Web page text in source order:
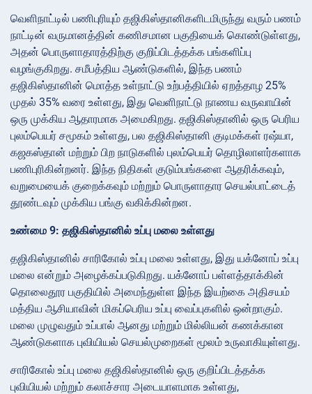
வெளிநாட்டில் பணிபுரியும் தஜிகிஸ்தானிகளிடமிருந்து வரும் பணம்
நாட்டின் வருமானத்தின் கணிசமான பகுதியைக் கொண்டுள்ளது,
அதன் பொருளாதாரத்திற்கு குறிப்பிடத்தக்க பங்களிப்பு
வழங்குகிறது. சமீபத்திய ஆண்டுகளில், இந்த பணம்
தஜிகிஸ்தானின் மொத்த உள்நாட்டு உற்பத்தியில் ஏறத்தாழ 25%
முதல் 35% வரை உள்ளது, இது வெளிநாட்டு நாணய வருவாயின்
ஒரு முக்கிய ஆதாரமாக அமைகிறது. தஜிகிஸ்தானில் ஒரு பெரிய
புலம்பெயர் சமூகம் உள்ளது, பல தஜிகிஸ்தானி குடிமக்கள் ரஷ்யா,
கஜகஸ்தான் மற்றும் பிற நாடுகளில் புலம்பெயர் தொழிலாளர்களாக
பணிபுரிகின்றனர். இந்த நிதிகள் குடும்பங்களை ஆதரிக்கவும்,
வறுமையைக் குறைக்கவும் மற்றும் பொருளாதார செயல்பாட்டைத்
தூண்டவும் முக்கிய பங்கு வகிக்கின்றன.
உண்மை 9: தஜிகிஸ்தானில் உப்பு மலை உள்ளது
தஜிகிஸ்தானில் சாரிகோல் உப்பு மலை உள்ளது, இது யக்னோப் உப்பு
மலை என்றும் அழைக்கப்படுகிறது. யக்னோப் பள்ளத்தாக்கின்
தொலைதூர பகுதியில் அமைந்துள்ள இந்த இயற்கை அதிசயம்
மத்திய ஆசியாவின் மிகப்பெரிய உப்பு வைப்புகளில் ஒன்றாகும்.
மலை முழுவதும் உப்பால் ஆனது மற்றும் மில்லியன் கணக்கான
ஆண்டுகளாக புவியியல் செயல்முறைகள் மூலம் உருவாகியுள்ளது.
சாரிகோல் உப்பு மலை தஜிகிஸ்தானில் ஒரு குறிப்பிடத்தக்க
புவியியல் மற்றும் கலாச்சார அடையாளமாக உள்ளது,